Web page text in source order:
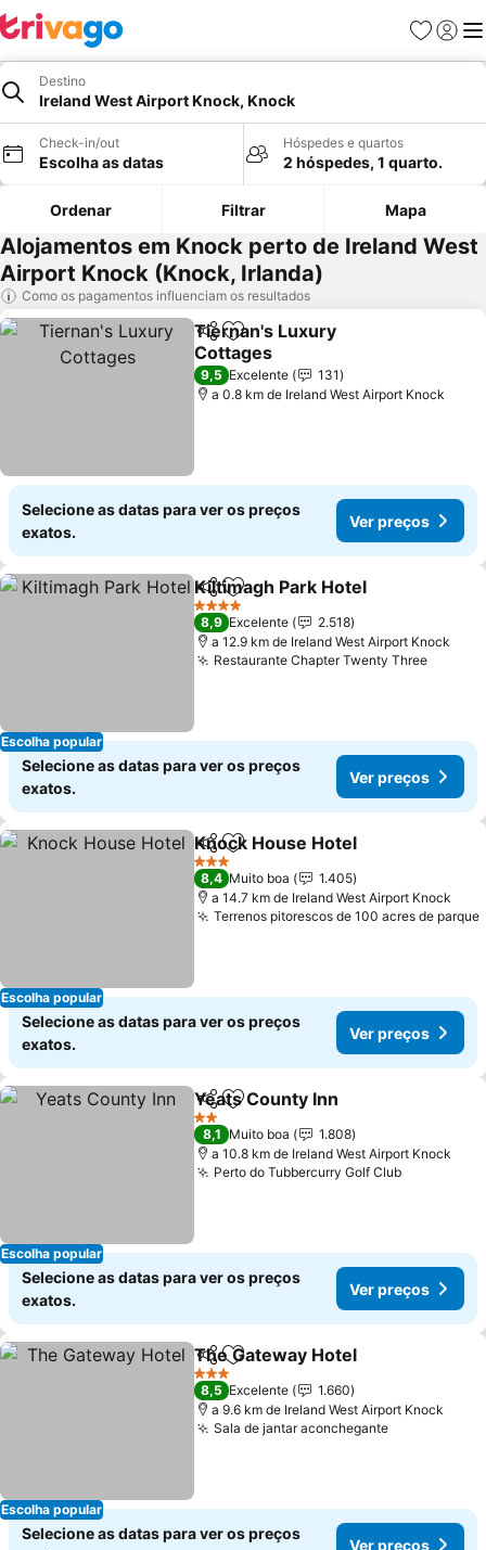
Favoritos
Iniciar
Destino
Ireland West Airport Knock, Knock
Check-in/out
Escolha as datas
Hóspedes e quartos
2 hóspedes, 1 quarto.
Ordenar Filtrar Mapa
Alojamentos em Knock perto de Ireland West
Airport Knock (Knock, Irlanda)
Como os pagamentos influenciam os resultados
PartilharAdicionar aos favoritos
Tiernan's Luxury
Cottages
9,5 Excelente
131
a 0.8 km de Ireland West Airport Knock
Selecione as datas para ver os preços
exatos.
Ver preços
Escolha popular
PartilharAdicionar aos favoritos
Kiltimagh Park Hotel
4 Estrelas
8,9 Excelente
2.518
a 12.9 km de Ireland West Airport Knock
Restaurante Chapter Twenty Three
Selecione as datas para ver os preços
exatos.
Ver preços
Escolha popular
PartilharAdicionar aos favoritos
Knock House Hotel
3 Estrelas
8,4 Muito boa
1.405
a 14.7 km de Ireland West Airport Knock
Terrenos pitorescos de 100 acres de parque
Selecione as datas para ver os preços
exatos.
Ver preços
Escolha popular
PartilharAdicionar aos favoritos
Yeats County Inn
2 Estrelas
8,1 Muito boa
1.808
a 10.8 km de Ireland West Airport Knock
Perto do Tubbercurry Golf Club
Selecione as datas para ver os preços
exatos.
Ver preços
Escolha popular
PartilharAdicionar aos favoritos
The Gateway Hotel
3 Estrelas
8,5 Excelente
1.660
a 9.6 km de Ireland West Airport Knock
Sala de jantar aconchegante
Selecione as datas para ver os preços
Ver preços